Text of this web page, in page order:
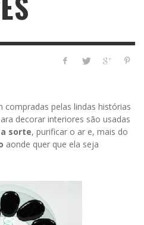
compradas pelas lindas histórias
decorar interiores são usadas
sorte, purificar o ar e, mais do
aonde quer que ela seja